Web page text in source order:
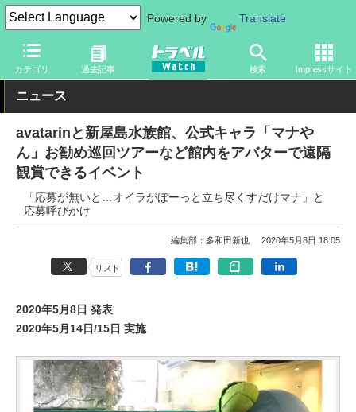
Powered by Translate
カテゴリ 過去記事 検索 Impressサイト
トラベル Watch 地域 国内旅行 四国
ニュース
avatarinと新屋島水族館、公式キャラ「マナや
ん」お勧め巡回ツアーなど館内をアバターで遠隔
観賞できるイベント
「応募が無いと…オイラがぼーっと立ち尽くすだけマナ」と
応募呼びかけ
編集部：多和田新也 2020年5月8日 18:05
リスト
2020年5月8日 発表
2020年5月14日/15日 実施